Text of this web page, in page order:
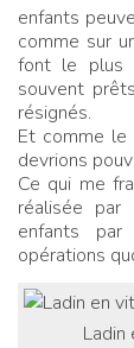
enfants
comme sur
font le plus
souvent
résignés.
Et comme le
devrions
Ce qui me
réalisée
enfants
opérations
Ladin